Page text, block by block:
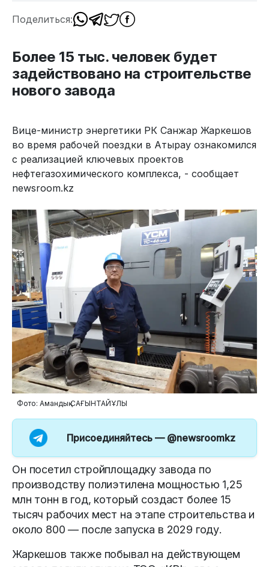
Поделиться:
Более 15 тыс. человек будет
задействовано на строительстве
нового завода
Вице-министр энергетики РК Санжар Жаркешов
во время рабочей поездки в Атырау ознакомился
с реализацией ключевых проектов
нефтегазохимического комплекса, - сообщает
newsroom.kz
Фото: Амандық САҒЫНТАЙҰЛЫ
Присоединяйтесь — @newsroomkz
Он посетил стройплощадку завода по
производству полиэтилена мощностью 1,25
млн тонн в год, который создаст более 15
тысяч рабочих мест на этапе строительства и
около 800 — после запуска в 2029 году.
Жаркешов также побывал на действующем